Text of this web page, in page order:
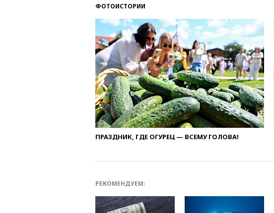
ФОТОИСТОРИИ
ПРАЗДНИК, ГДЕ ОГУРЕЦ — ВСЕМУ ГОЛОВА!
РЕКОМЕНДУЕМ: